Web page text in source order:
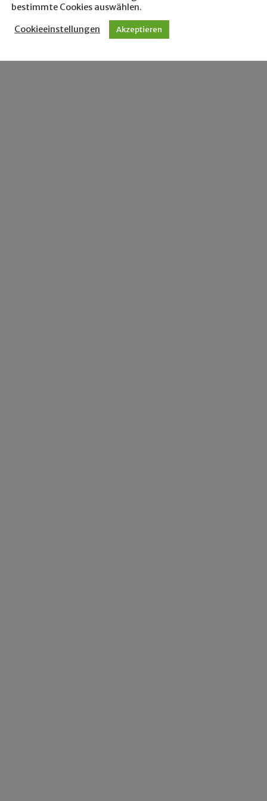
bestimmte Cookies auswählen.
Cookieeinstellungen Akzeptieren